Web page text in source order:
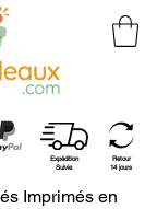
Retour
14 jours
Expédition
Suivie
Imprimés en